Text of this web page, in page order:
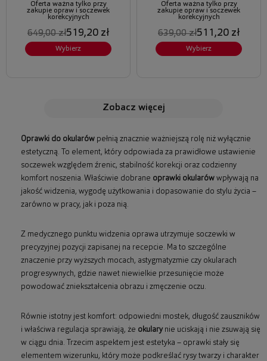
Oferta ważna tylko przy
zakupie opraw i soczewek
korekcyjnych
649,00 zł519,20 zł
Wybierz
Oferta ważna tylko przy
zakupie opraw i soczewek
korekcyjnych
639,00 zł511,20 zł
Wybierz
zobacz więcej
Oprawki do okularów pełnią znacznie ważniejszą rolę niż wyłącznie
estetyczną. To element, który odpowiada za prawidłowe ustawienie
soczewek względem źrenic, stabilność korekcji oraz codzienny
komfort noszenia. Właściwie dobrane oprawki okularów wpływają na
jakość widzenia, wygodę użytkowania i dopasowanie do stylu życia –
zarówno w pracy, jak i poza nią.
Z medycznego punktu widzenia oprawa utrzymuje soczewki w
precyzyjnej pozycji zapisanej na recepcie. Ma to szczególne
znaczenie przy wyższych mocach, astygmatyzmie czy okularach
progresywnych, gdzie nawet niewielkie przesunięcie może
powodować zniekształcenia obrazu i zmęczenie oczu.
Równie istotny jest komfort: odpowiedni mostek, długość zauszników
i właściwa regulacja sprawiają, że okularynie uciskają i nie zsuwają się
w ciągu dnia. Trzecim aspektem jest estetyka – oprawki stały się
elementem wizerunku, który może podkreślać rysy twarzy i charakter